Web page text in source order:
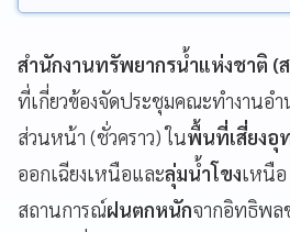
สำนักงานทรัพยากรน้ำแห่งชาติ (
ที่เกี่ยวข้องจัดประชุมคณะทำงานอำ
ส่วนหน้า (ชั่วคราว) ในพื้นที่เสี่ยงอุ
ออกเฉียงเหนือและลุ่มน้ำโขงเหนือ
สถานการณ์ฝนตกหนักจากอิทธิพล